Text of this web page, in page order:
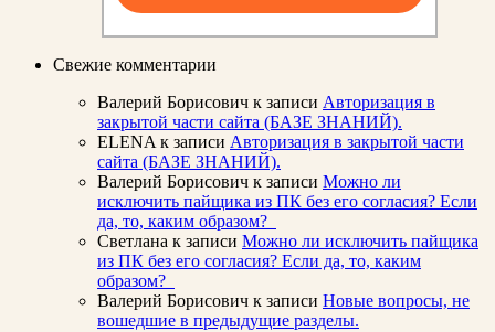
Свежие комментарии
Валерий Борисович к записи Авторизация в
закрытой части сайта (БАЗЕ ЗНАНИЙ).
ELENA к записи Авторизация в закрытой части
сайта (БАЗЕ ЗНАНИЙ).
Валерий Борисович к записи Можно ли
исключить пайщика из ПК без его согласия? Если
да, то, каким образом?
Светлана к записи Можно ли исключить пайщика
из ПК без его согласия? Если да, то, каким
образом?
Валерий Борисович к записи Новые вопросы, не
вошедшие в предыдущие разделы.